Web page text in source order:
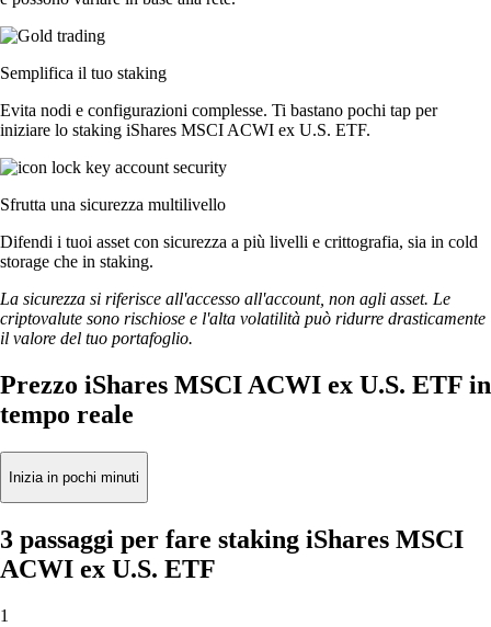
Semplifica il tuo staking
Evita nodi e configurazioni complesse. Ti bastano pochi tap per
iniziare lo staking iShares MSCI ACWI ex U.S. ETF.
Sfrutta una sicurezza multilivello
Difendi i tuoi asset con sicurezza a più livelli e crittografia, sia in cold
storage che in staking.
La sicurezza si riferisce all'accesso all'account, non agli asset. Le
criptovalute sono rischiose e l'alta volatilità può ridurre drasticamente
il valore del tuo portafoglio.
Prezzo iShares MSCI ACWI ex U.S. ETF in
tempo reale
Inizia in pochi minuti
3 passaggi per fare staking iShares MSCI
ACWI ex U.S. ETF
1